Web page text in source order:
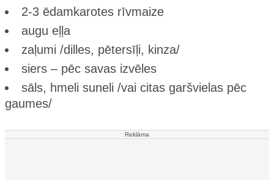
2-3 ēdamkarotes rīvmaize
augu eļļa
zaļumi /dilles, pētersīļi, kinza/
siers – pēc savas izvēles
sāls, hmeli suneli /vai citas garšvielas pēc
gaumes/
Reklāma